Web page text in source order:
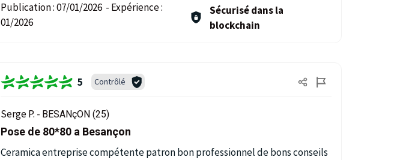
Publication :07/01/2026 - Expérience :
01/2026
Sécurisé dans la
blockchain
5 Contrôlé
Serge P. - BESANçON (25)
Pose de 80*80 a Besançon
Ceramica entreprise compétente patron bon professionnel de bons conseils